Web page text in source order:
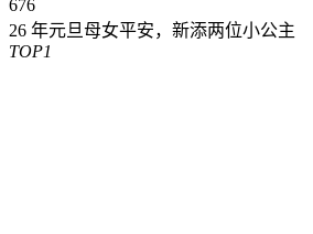
676
26 年元旦母女平安，新添两位小公主
TOP1